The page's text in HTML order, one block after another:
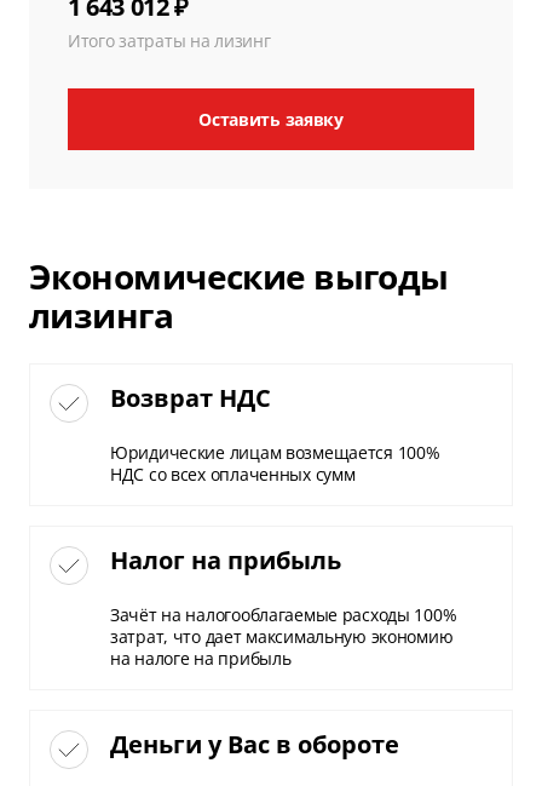
1 643 012 ₽
Итого затраты на лизинг
Оставить заявку
Экономические выгоды
лизинга
Возврат НДС
Юридические лицам возмещается 100%
НДС со всех оплаченных сумм
Налог на прибыль
Зачёт на налогооблагаемые расходы 100%
затрат, что дает максимальную экономию
на налоге на прибыль
Деньги у Вас в обороте